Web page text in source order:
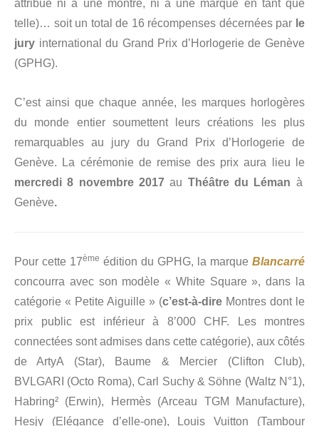
attribué ni à une montre, ni à une marque en tant que
telle)… soit un total de 16 récompenses décernées par le
jury international du Grand Prix d’Horlogerie de Genève
(GPHG).
C’est ainsi que chaque année, les marques horlogères
du monde entier soumettent leurs créations les plus
remarquables au jury du Grand Prix d’Horlogerie de
Genève. La cérémonie de remise des prix aura lieu le
mercredi 8 novembre 2017au Théâtre du Léman à
Genève.
Pour cette 17ème édition du GPHG, la marque Blancarré
concourra avec son modèle « White Square », dans la
catégorie « Petite Aiguille » (c’est-à-dire Montres dont le
prix public est inférieur à 8’000 CHF. Les montres
connectées sont admises dans cette catégorie), aux côtés
de ArtyA (Star), Baume & Mercier (Clifton Club),
BVLGARI (Octo Roma), Carl Suchy & Söhne (Waltz N°1),
Habring² (Erwin), Hermès (Arceau TGM Manufacture),
Hesjy (Elégance d’elle-one), Louis Vuitton (Tambour